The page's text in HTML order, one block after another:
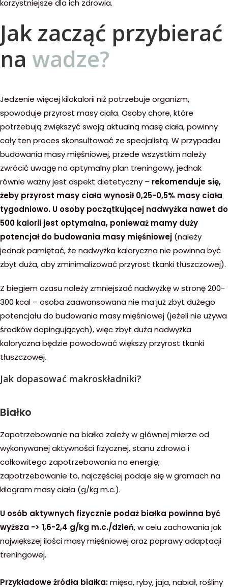
korzystniejsze dla ich zdrowia.
Jak zacząć przybierać
na wadze?
Jedzenie więcej kilokalorii niż potrzebuje organizm,
spowoduje przyrost masy ciała. Osoby chore, które
potrzebują zwiększyć swoją aktualną masę ciała, powinny
cały ten proces skonsultować ze specjalistą. W przypadku
budowania masy mięśniowej, przede wszystkim należy
zwrócić uwagę na optymalny plan treningowy, jednak
równie ważny jest aspekt dietetyczny – rekomenduje się,
żeby przyrost masy ciała wynosił 0,25-0,5% masy ciała
tygodniowo. U osoby początkującej nadwyżka nawet do
500 kalorii jest optymalna, ponieważ mamy duży
potencjał do budowania masy mięśniowej (należy
jednak pamiętać, że nadwyżka kaloryczna nie powinna być
zbyt duża, aby zminimalizować przyrost tkanki tłuszczowej).
Z biegiem czasu należy zmniejszać nadwyżkę w stronę 200-
300 kcal – osoba zaawansowana nie ma już zbyt dużego
potencjału do budowania masy mięśniowej (jeżeli nie używa
środków dopingujących), więc zbyt duża nadwyżka
kaloryczna będzie powodować większy przyrost tkanki
tłuszczowej.
Jak dopasować makroskładniki?
Białko
Zapotrzebowanie na białko zależy w głównej mierze od
wykonywanej aktywności fizycznej, stanu zdrowia i
całkowitego zapotrzebowania na energię;
zapotrzebowanie to, najczęściej podaje się w gramach na
kilogram masy ciała (g/kg m.c.).
U osób aktywnych fizycznie podaż białka powinna być
wyższa -> 1,6-2,4 g/kg m.c./dzień, w celu zachowania jak
największej ilości masy mięśniowej oraz poprawy adaptacji
treningowej.
Przykładowe źródła białka:mięso, ryby, jaja, nabiał, rośliny